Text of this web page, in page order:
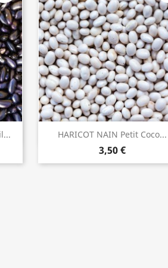
HARICOT NAIN Petit Coco...
3,50 €
INDISPONIBLE